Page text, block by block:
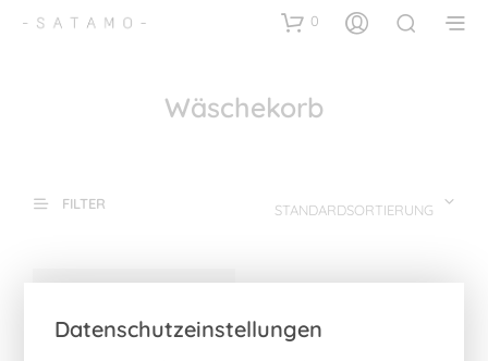
0
Wäschekorb
FILTER STANDARDSORTIERUNG
Datenschutzeinstellungen